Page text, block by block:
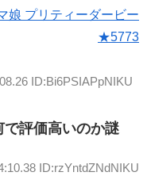
娘 プリティーダービー
★5773
ID:Bi6PSIAPpNIKU
評価高いのか謎
ID:rzYntdZNdNIKU